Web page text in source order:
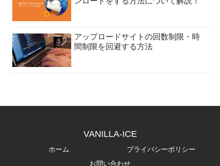
アップロードサイトの回数制限・時
間制限を回避する方法
VANILLA-ICE
ホーム
プライバシーポリシー
お問い合わせ